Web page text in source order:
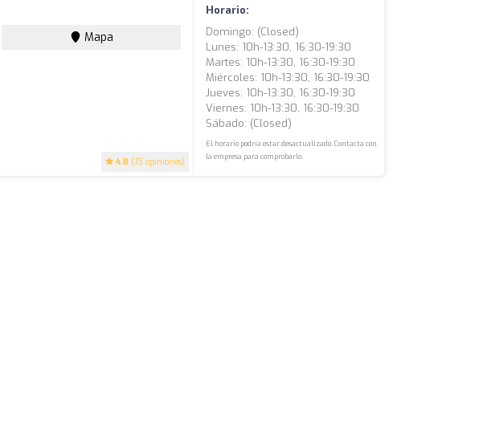
4.8 (73 opiniones)
Mapa
Horario:
Domingo: (closed)
Lunes: 10h-13:30, 16:30-19:30
Martes: 10h-13:30, 16:30-19:30
Miércoles: 10h-13:30, 16:30-19:30
Jueves: 10h-13:30, 16:30-19:30
Viernes: 10h-13:30, 16:30-19:30
Sábado: (closed)
El horario podría estar desactualizado. Contacta con
la empresa para comprobarlo.